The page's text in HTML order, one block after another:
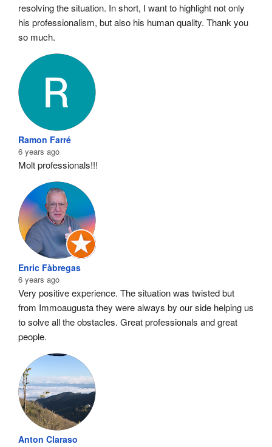
resolving the situation. In short, I want to highlight not only
his professionalism, but also his human quality. Thank you
so much.
Ramon Farré
6 years ago
Molt professionals!!!
Enric Fàbregas
6 years ago
Very positive experience. The situation was twisted but
from Immoaugusta they were always by our side helping us
to solve all the obstacles. Great professionals and great
people.
Anton Claraso